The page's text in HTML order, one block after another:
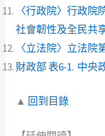
〈行政院〉行政
社會韌性及全民共
〈立法院〉立法院
財政部 表6-1. 中央
▲ 回到目錄